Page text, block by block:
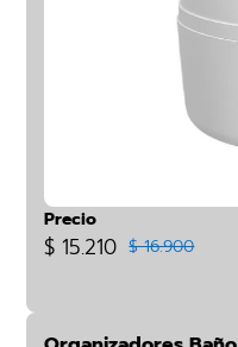
Precio
$ 15.210 $ 16.900